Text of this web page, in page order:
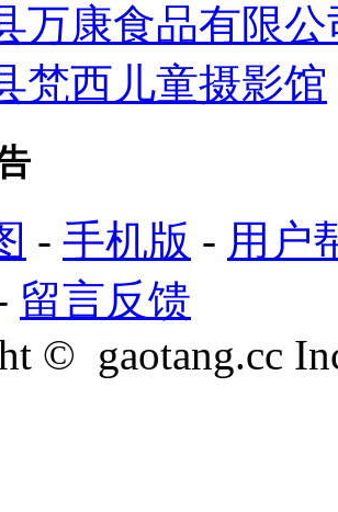
万康食品有限公
梵西儿童摄影馆
- 手机版 - 用户
留言反馈
© gaotang.cc